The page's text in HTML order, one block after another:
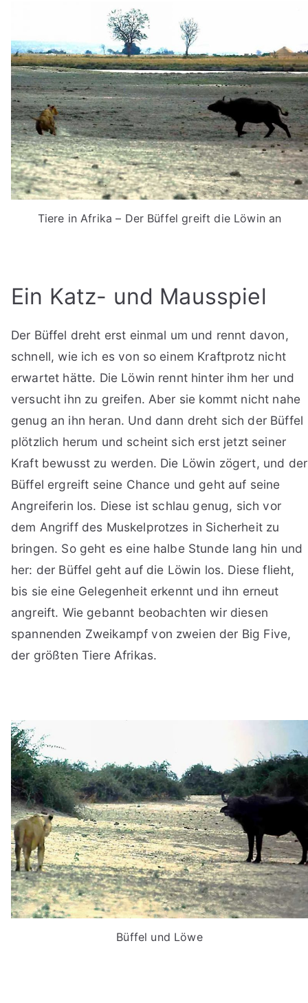
Tiere in Afrika – Der Büffel greift die Löwin an
Ein Katz- und Mausspiel
Der Büffel dreht erst einmal um und rennt davon,
schnell, wie ich es von so einem Kraftprotz nicht
erwartet hätte. Die Löwin rennt hinter ihm her und
versucht ihn zu greifen. Aber sie kommt nicht nahe
genug an ihn heran. Und dann dreht sich der Büffel
plötzlich herum und scheint sich erst jetzt seiner
Kraft bewusst zu werden. Die Löwin zögert, und der
Büffel ergreift seine Chance und geht auf seine
Angreiferin los. Diese ist schlau genug, sich vor
dem Angriff des Muskelprotzes in Sicherheit zu
bringen. So geht es eine halbe Stunde lang hin und
her: der Büffel geht auf die Löwin los. Diese flieht,
bis sie eine Gelegenheit erkennt und ihn erneut
angreift. Wie gebannt beobachten wir diesen
spannenden Zweikampf von zweien der Big Five,
der größten Tiere Afrikas.
Büffel und Löwe